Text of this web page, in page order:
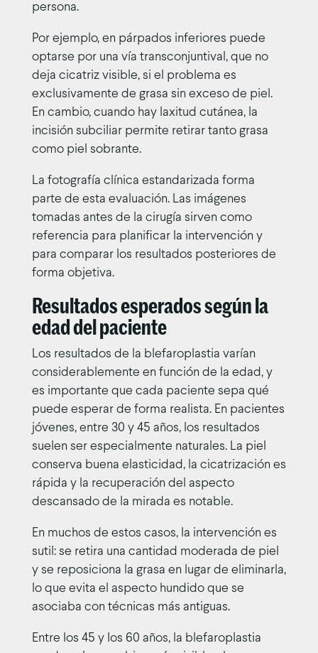
persona.
Por ejemplo, en párpados inferiores puede
optarse por una vía transconjuntival, que no
deja cicatriz visible, si el problema es
exclusivamente de grasa sin exceso de piel.
En cambio, cuando hay laxitud cutánea, la
incisión subciliar permite retirar tanto grasa
como piel sobrante.
La fotografía clínica estandarizada forma
parte de esta evaluación. Las imágenes
tomadas antes de la cirugía sirven como
referencia para planificar la intervención y
para comparar los resultados posteriores de
forma objetiva.
Resultados esperados según la
edad del paciente
Los resultados de la blefaroplastia varían
considerablemente en función de la edad, y
es importante que cada paciente sepa qué
puede esperar de forma realista. En pacientes
jóvenes, entre 30 y 45 años, los resultados
suelen ser especialmente naturales. La piel
conserva buena elasticidad, la cicatrización es
rápida y la recuperación del aspecto
descansado de la mirada es notable.
En muchos de estos casos, la intervención es
sutil: se retira una cantidad moderada de piel
y se reposiciona la grasa en lugar de eliminarla,
lo que evita el aspecto hundido que se
asociaba con técnicas más antiguas.
Entre los 45 y los 60 años, la blefaroplastia